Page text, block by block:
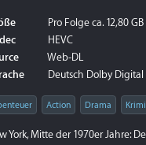
Pro Folge ca. 12,80 GB
HEVC
Web-DL
Deutsch Dolby Digital
Action Drama Krimi
York, Mitte der 1970er Jahre: